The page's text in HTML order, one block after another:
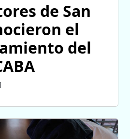
de San
el
del